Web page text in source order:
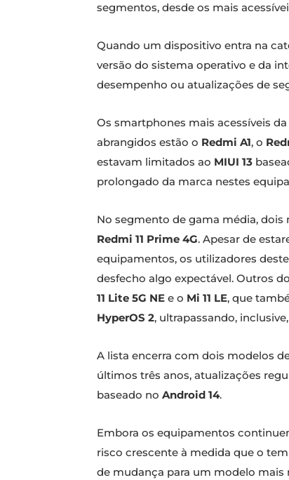
segmentos, desde os mais
Quando um dispositivo entra na
versão do sistema operativo e da
desempenho ou atualizações de
Os smartphones mais acessíveis
abrangidos estão o Redmi A1, o
estavam limitados ao MIUI 13
prolongado da marca nestes
No segmento de gama média,
Redmi 11 Prime 4G. Apesar de
equipamentos, os utilizadores
desfecho algo expectável. Outros
11 Lite 5G NE e o Mi 11 LE, que
HyperOS 2, ultrapassando,
A lista encerra com dois modelos
últimos três anos, atualizações
baseado no Android 14.
Embora os equipamentos
risco crescente à medida que o
de mudança para um modelo mais